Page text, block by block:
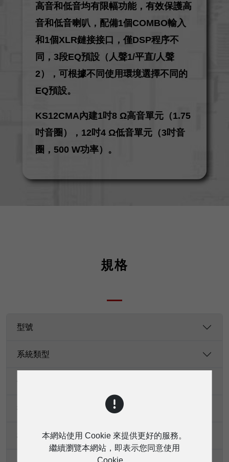
高音和低音均有限幅功能，有效保護高
音和低音喇叭，配備1個COMBO輸入
和1個XLR鏈接接口，僅DSP程序不
同，3段EQ預設（人聲1/平直/人聲
2），可根據不同使用環境選擇不同的
EQ預設。
KS12CMA內建1吋8 Ω高音單元（1.75
吋音圈），12吋4 Ω低音單元（3吋音
圈，500 W功率）。
規格
型號
系統類型
低頻換能器
換能器驅動器
標稱覆蓋範圍（水平 * 垂直）
本網站使用 Cookie 來提供更好的服務。
繼續瀏覽本網站，即表示您同意使用
Cookie。